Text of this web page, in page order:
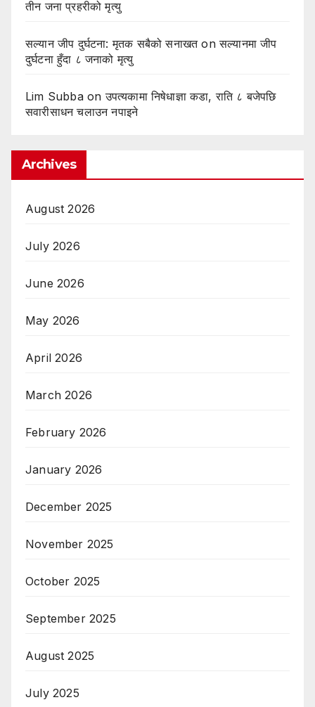
तीन जना प्रहरीको मृत्यु
सल्यान जीप दुर्घटना: मृतक सबैको सनाखतonसल्यानमा जीप
दुर्घटना हुँदा ८ जनाको मृत्यु
Lim Subbaonउपत्यकामा निषेधाज्ञा कडा, राति ८ बजेपछि
सवारीसाधन चलाउन नपाइने
Archives
August 2026
July 2026
June 2026
May 2026
April 2026
March 2026
February 2026
January 2026
December 2025
November 2025
October 2025
September 2025
August 2025
July 2025